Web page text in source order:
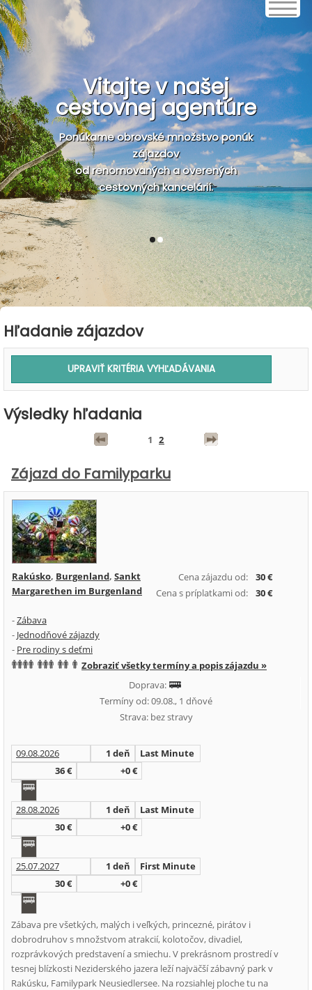
Vitajte v našej
cestovnej agentúre
Ponúkame obrovské množstvo ponúk
zájazdov
od renomovaných a overených
cestovných kancelárií.
1 2
Hľadanie zájazdov
Výsledky hľadania
1 2
Zájazd do Familyparku
Cena zájazdu od:
30 €
Cena s príplatkami od:
30 €
Rakúsko, Burgenland, Sankt
Margarethen im Burgenland
-Zábava
- Jednodňové zájazdy
- Pre rodiny s deťmi
Zobraziť všetky termíny a popis zájazdu »
Doprava:
Termíny od: 09.08., 1 dňové
Strava: bez stravy
09.08.2026 1 deň
Last Minute
36 €
+0 €
28.08.2026 1 deň
Last Minute
30 €
+0 €
25.07.2027 1 deň
First Minute
30 €
+0 €
Zábava pre všetkých, malých i veľkých, princezné, pirátov i
dobrodruhov s množstvom atrakcií, kolotočov, divadiel,
rozprávkových predstavení a smiechu. V prekrásnom prostredí v
tesnej blízkosti Neziderského jazera leží najväčší zábavný park v
Rakúsku, Familypark Neusiedlersee. Na rozsiahlej ploche tu na